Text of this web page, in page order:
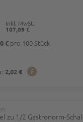
2,02 €
107,09 €
€ pro 100 Stück
zu 1/2 Gastronorm-